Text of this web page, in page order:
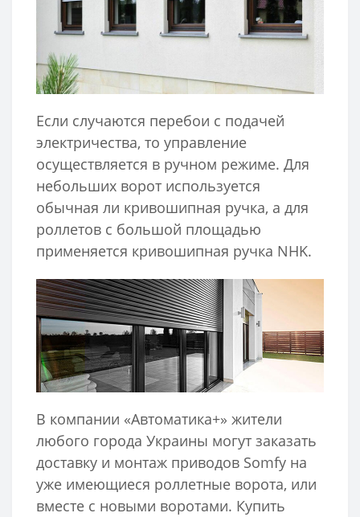
Если случаются перебои с подачей
электричества, то управление
осуществляется в ручном режиме. Для
небольших ворот используется
обычная ли кривошипная ручка, а для
роллетов с большой площадью
применяется кривошипная ручка NHK.
В компании «Автоматика+» жители
любого города Украины могут заказать
доставку и монтаж приводов Somfy на
уже имеющиеся роллетные ворота, или
вместе с новыми воротами. Купить